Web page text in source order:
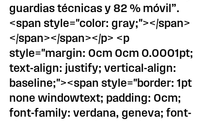
guardias técnicas y 82 % móvil”.
<span style="color: gray;"></span>
</span></span></p> <p
style="margin: 0cm 0cm 0.0001pt;
text-align: justify; vertical-align:
baseline;"><span style="border: 1pt
none windowtext; padding: 0cm;
font-family: verdana, geneva; font-